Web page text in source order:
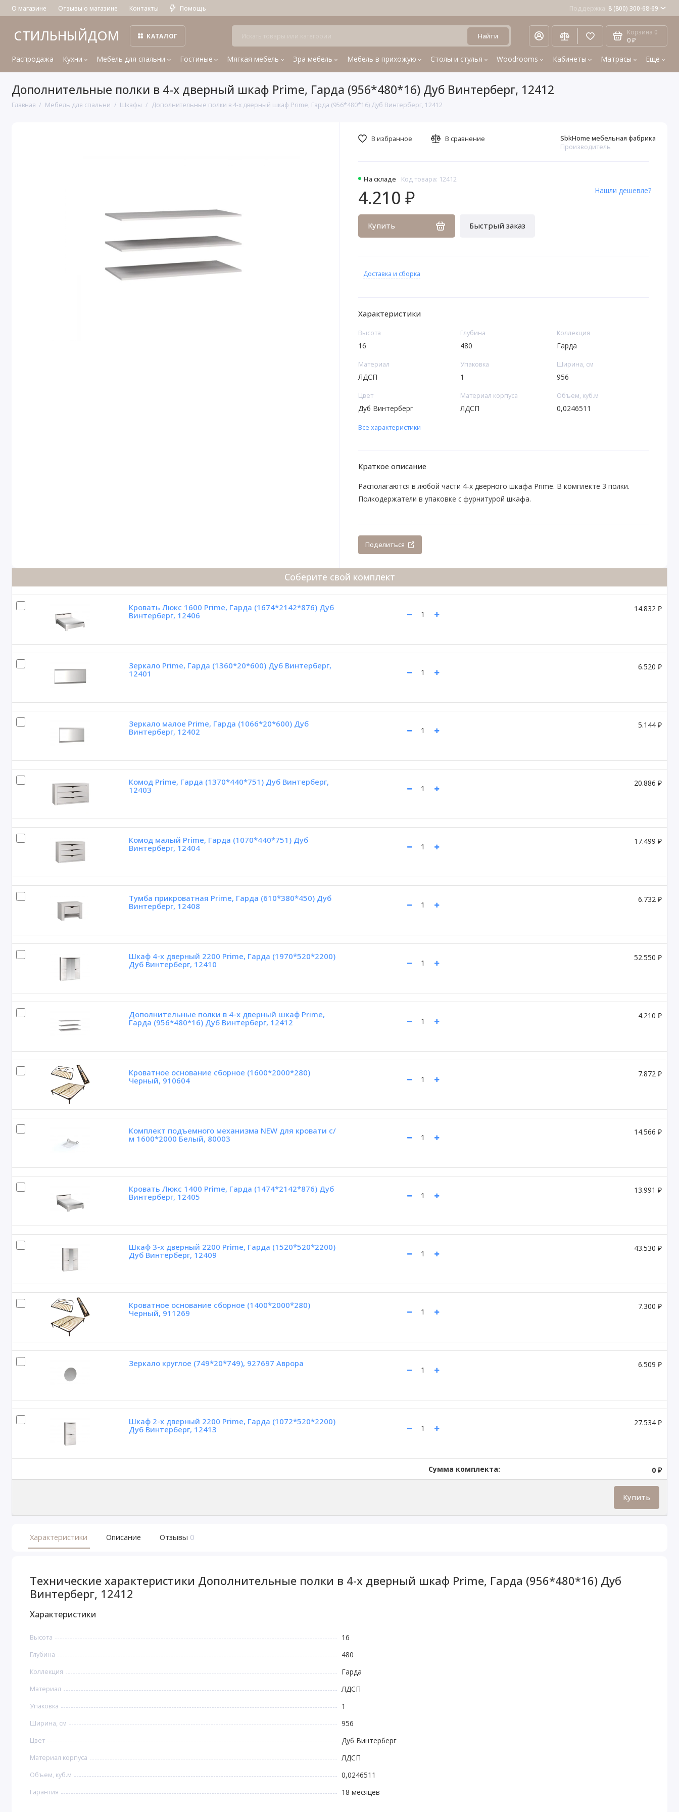
О магазине Отзывы о магазине Контакты Помощь Поддержка 8 (800) 300-68-69
СТИЛЬНЫЙДОМ КАТАЛОГ Найти Корзина 0
0 ₽
Распродажа Кухни Мебель для спальни Гостиные Мягкая мебель Эра мебель Мебель в прихожую Столы и стулья Woodrooms Кабинеты Матрасы Еще
Дополнительные полки в 4-х дверный шкаф Prime, Гарда (956*480*16) Дуб Винтерберг, 12412
Главная Мебель для спальни Шкафы Дополнительные полки в 4-х дверный шкаф Prime, Гарда (956*480*16) Дуб Винтерберг, 12412
На складе Код товара: 12412
SbkHome мебельная фабрика
Производитель
4.210 ₽
Купить Быстрый заказ
Нашли дешевле?
В избранное В сравнение
Доставка и сборка
Характеристики
Высота
16
Глубина
480
Коллекция
Гарда
Материал
ЛДСП
Упаковка
1
Ширина, см
956
Цвет
Дуб Винтерберг
Материал корпуса
ЛДСП
Объем, куб.м
0,0246511
Все характеристики
Краткое описание
Располагаются в любой части 4-х дверного шкафа Prime. В комплекте 3 полки.
Полкодержатели в упаковке с фурнитурой шкафа.
Поделиться
Соберите свой комплект
Кровать Люкс 1600 Prime, Гарда (1674*2142*876) Дуб
Винтерберг, 12406
14.832 ₽
Зеркало Prime, Гарда (1360*20*600) Дуб Винтерберг,
12401
6.520 ₽
Зеркало малое Prime, Гарда (1066*20*600) Дуб
Винтерберг, 12402
5.144 ₽
Комод Prime, Гарда (1370*440*751) Дуб Винтерберг,
12403
20.886 ₽
Комод малый Prime, Гарда (1070*440*751) Дуб
Винтерберг, 12404
17.499 ₽
Тумба прикроватная Prime, Гарда (610*380*450) Дуб
Винтерберг, 12408
6.732 ₽
Шкаф 4-х дверный 2200 Prime, Гарда (1970*520*2200)
Дуб Винтерберг, 12410
52.550 ₽
Дополнительные полки в 4-х дверный шкаф Prime,
Гарда (956*480*16) Дуб Винтерберг, 12412
4.210 ₽
Кроватное основание сборное (1600*2000*280)
Черный, 910604
7.872 ₽
Комплект подъемного механизма NEW для кровати с/
м 1600*2000 Белый, 80003
14.566 ₽
Кровать Люкс 1400 Prime, Гарда (1474*2142*876) Дуб
Винтерберг, 12405
13.991 ₽
Шкаф 3-х дверный 2200 Prime, Гарда (1520*520*2200)
Дуб Винтерберг, 12409
43.530 ₽
Кроватное основание сборное (1400*2000*280)
Черный, 911269
7.300 ₽
Зеркало круглое (749*20*749), 927697 Аврора 6.509 ₽
Шкаф 2-х дверный 2200 Prime, Гарда (1072*520*2200)
Дуб Винтерберг, 12413
27.534 ₽
Сумма комплекта: 0 ₽
Купить
Характеристики Описание Отзывы 0
Технические характеристики Дополнительные полки в 4-х дверный шкаф Prime, Гарда (956*480*16) Дуб
Винтерберг, 12412
Характеристики
Высота 16
Глубина 480
Коллекция Гарда
Материал ЛДСП
Упаковка 1
Ширина, см 956
Цвет Дуб Винтерберг
Материал корпуса ЛДСП
Объем, куб.м 0,0246511
Гарантия 18 месяцев